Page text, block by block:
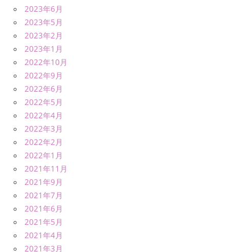
2023年6月
2023年5月
2023年2月
2023年1月
2022年10月
2022年9月
2022年6月
2022年5月
2022年4月
2022年3月
2022年2月
2022年1月
2021年11月
2021年9月
2021年7月
2021年6月
2021年5月
2021年4月
2021年3月